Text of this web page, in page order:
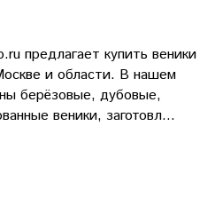
предлагает купить веники
и области. В нашем
берёзовые, дубовые,
веники, заготовл…